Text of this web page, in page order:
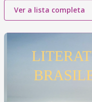
Ver a lista completa